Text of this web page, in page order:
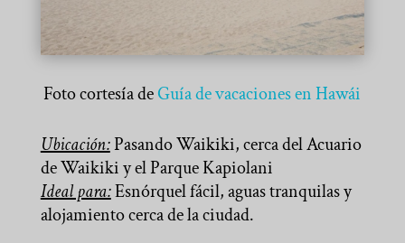
Foto cortesía deGuía de vacaciones en Hawái
Ubicación:Pasando Waikiki, cerca del Acuario
de Waikiki y el Parque Kapiolani
Ideal para:Esnórquel fácil, aguas tranquilas y
alojamiento cerca de la ciudad.